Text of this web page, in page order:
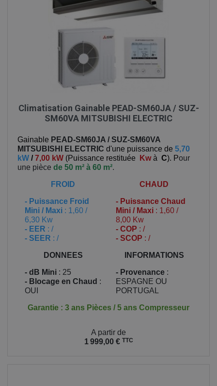
Climatisation Gainable PEAD-SM60JA / SUZ-
SM60VA MITSUBISHI ELECTRIC
Gainable PEAD-SM60JA / SUZ-SM60VA
MITSUBISHI ELECTRIC d'une puissance de 5,70
kW /7,00 kW (Puissance restituée Kwà C). Pour
une pièce de 50 m² à 60 m².
FROID
- Puissance Froid
Mini / Maxi : 1,60 /
6,30 Kw
- EER : /
- SEER : /
CHAUD
- Puissance Chaud
Mini / Maxi : 1,60 /
8,00 Kw
- COP : /
- SCOP : /
DONNEES
- dB Mini : 25
- Blocage en Chaud :
OUI
INFORMATIONS
- Provenance :
ESPAGNE OU
PORTUGAL
Garantie : 3 ans Pièces / 5 ans Compresseur
A partir de
1 999,00 € TTC